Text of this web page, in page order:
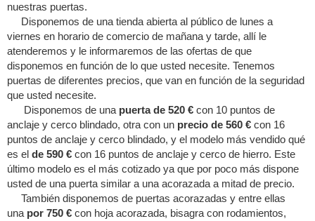
nuestras puertas.
Disponemos de una tienda abierta al público de lunes a
viernes en horario de comercio de mañana y tarde, allí le
atenderemos y le informaremos de las ofertas de que
disponemos en función de lo que usted necesite. Tenemos
puertas de diferentes precios, que van en función de la seguridad
que usted necesite.
Disponemos de una puerta de 520 € con 10 puntos de
anclaje y cerco blindado, otra con un precio de 560 € con 16
puntos de anclaje y cerco blindado, y el modelo más vendido qué
es el de 590 € con 16 puntos de anclaje y cerco de hierro. Este
último modelo es el más cotizado ya que por poco más dispone
usted de una puerta similar a una acorazada a mitad de precio.
También disponemos de puertas acorazadas y entre ellas
una por 750 € con hoja acorazada, bisagra con rodamientos,